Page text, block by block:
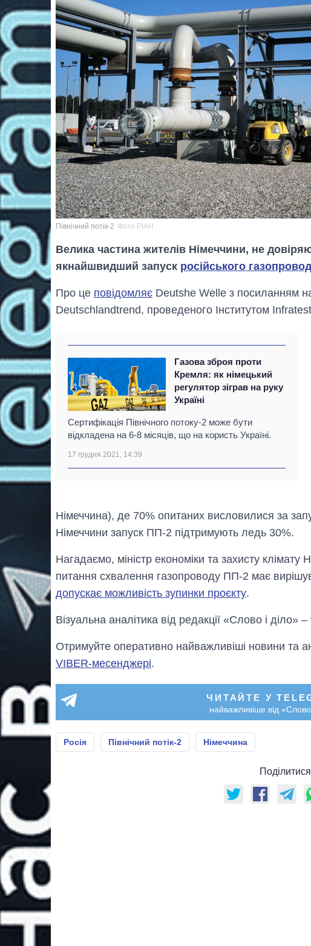
Північний потік-2 Фото РІАН
Велика частина жителів Німеччини, не
якнайшвидший запуск російського
Про це повідомляє Deutshe Welle з посиланням
Deutschlandtrend, проведеного Інститутом
Газова зброя проти
Кремля: як німецький
регулятор зіграв на руку
Україні
Сертифікація Північного потоку-2 може бути
відкладена на 6-8 місяців, що на користь Україні.
17 грудня 2021, 14:39
Німеччина), де 70% опитаних висловилися за
Німеччини запуск ПП-2 підтримують ледь 30%.
Нагадаємо, міністр економіки та захисту
питання схвалення газопроводу ПП-2 має
допускає можливість зупинки проєкту.
Візуальна аналітика від редакції «Слово і діло»
Отримуйте оперативно найважливіші новини та
VIBER-месенджері.
ЧИТАЙТЕ У
найважливіше від «Слово
Росія Північний потік-2 Німеччина